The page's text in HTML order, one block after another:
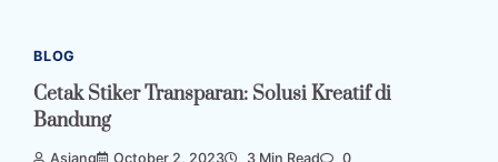
BLOG
Cetak Stiker Transparan: Solusi Kreatif di
Bandung
Asjang October 2, 2023 3 Min Read 0